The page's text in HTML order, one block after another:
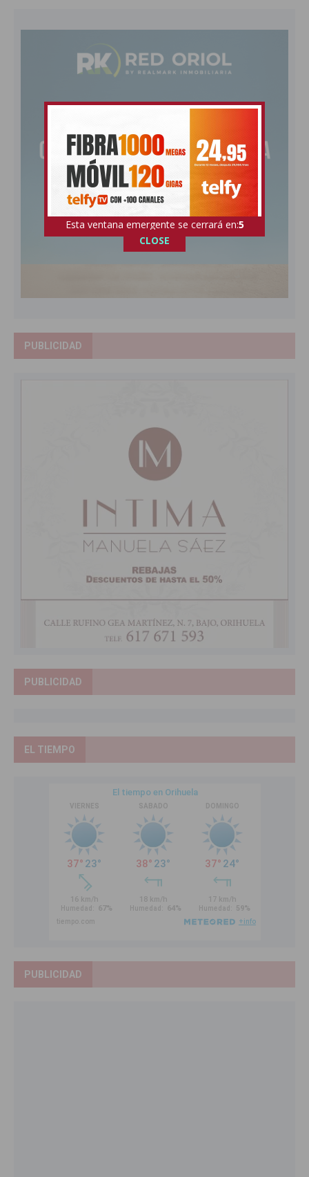
PUBLICIDAD
PUBLICIDAD
EL TIEMPO
PUBLICIDAD
Esta ventana emergente se cerrará en:4
CLOSE